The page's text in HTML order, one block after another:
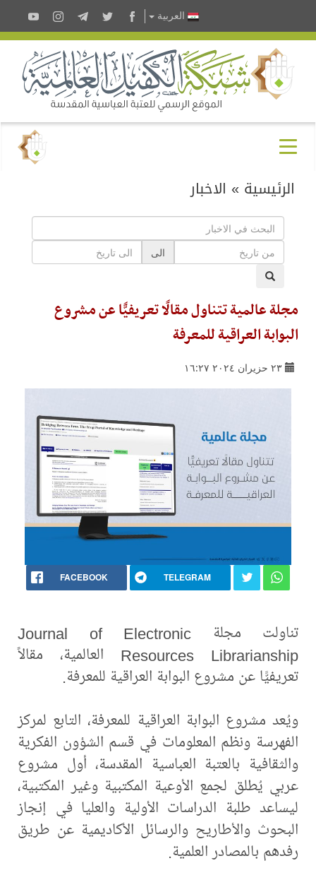
العربية
الرئيسية » الاخبار
الى
مجلة عالمية تتناول مقالًا تعريفيًّا عن مشروع
البوابة العراقية للمعرفة
٢٣ حزيران ٢٠٢٤ ١٦:٢٧
FACEBOOK TELEGRAM
تناولت مجلة Journal of Electronic
Resources Librarianship العالمية، مقالاً
تعريفيًّا عن مشروع البوابة العراقية للمعرفة.
ويُعد مشروع البوابة العراقية للمعرفة، التابع لمركز
الفهرسة ونظم المعلومات في قسم الشؤون الفكرية
والثقافية بالعتبة العباسية المقدسة، أول مشروع
عربي يُطلق لجمع الأوعية المكتبية وغير المكتبية،
ليساعد طلبة الدراسات الأولية والعليا في إنجاز
البحوث والأطاريح والرسائل الأكاديمية عن طريق
رفدهم بالمصادر العلمية.